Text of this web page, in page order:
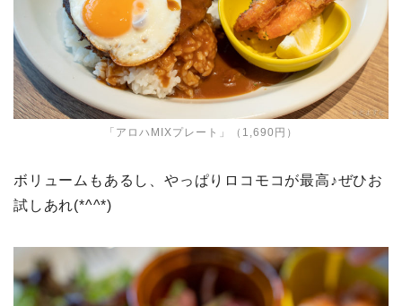
「アロハMIXプレート」（1,690円）
ボリュームもあるし、やっぱりロコモコが最高♪ぜひお
試しあれ(*^^*)